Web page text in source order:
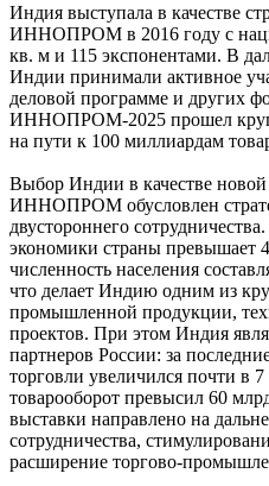
Индия выступала в качестве
ИННОПРОМ в 2016 году с
кв. м и 115 экспонентами. В
Индии принимали активное
деловой программе и других
ИННОПРОМ-2025 прошел
на пути к 100 миллиардам
Выбор Индии в качестве
ИННОПРОМ обусловлен
двустороннего
экономики страны превышает
численность населения
что делает Индию одним из
промышленной продукции,
проектов. При этом Индия
партнеров России: за
торговли увеличился почти в
товарооборот превысил 60
выставки направлено на
сотрудничества,
расширение торгово-